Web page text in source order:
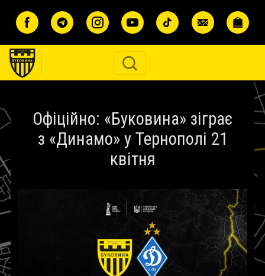
Офіційно: «Буковина» зіграє
з «Динамо» у Тернополі 21
квітня